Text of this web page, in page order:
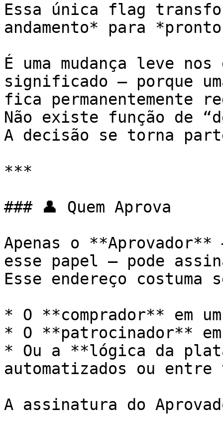
Essa única flag
andamento* para
É uma mudança leve
significado — porque
fica permanentemente
Não existe função de
A decisão se torna
***
### 👤 Quem Aprova
Apenas o
esse papel — pode
Esse endereço costuma
* O **comprador** em
* O **patrocinador** em
* Ou a **lógica da
automatizados ou
A assinatura do